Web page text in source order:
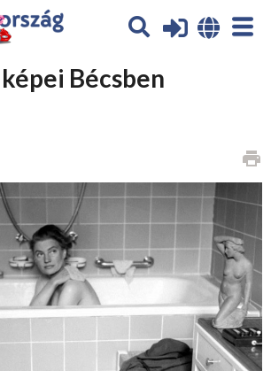
Bécsben
print